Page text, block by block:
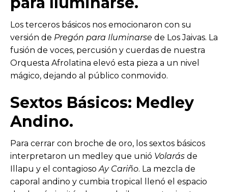
Los terceros básicos nos emocionaron con su
versión de Pregón para Iluminarse de Los Jaivas. La
fusión de voces, percusión y cuerdas de nuestra
Orquesta Afrolatina elevó esta pieza a un nivel
mágico, dejando al público conmovido.
Sextos Básicos: Medley
Andino.
Para cerrar con broche de oro, los sextos básicos
interpretaron un medley que unió Volarás de
Illapu y el contagioso Ay Cariño. La mezcla de
caporal andino y cumbia tropical llenó el espacio